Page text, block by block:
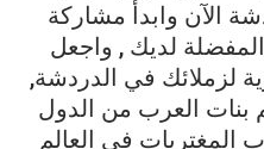
الآن وابدأ مشاركة
المفضلة لديك , واجعل
لزملائك في الدردشة,
بنات العرب من الدول
المغتربات في العالم